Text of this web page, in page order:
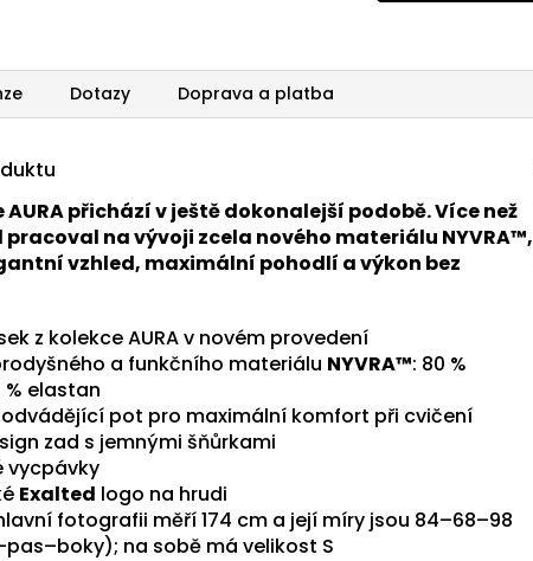
Dotazy Doprava a platba
přichází v ještě dokonalejší podobě. Více než
na vývoji zcela nového materiálu NYVRA™,
vzhled, maximální pohodlí a výkon bez
z kolekce AURA v novém provedení
a funkčního materiálu NYVRA™: 80 %
elastan
pot pro maximální komfort při cvičení
zad s jemnými šňůrkami
vycpávky
Exalted logo na hrudi
fotografii měří 174 cm a její míry jsou 84–68–98
na sobě má velikost S